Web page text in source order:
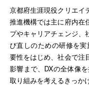
京都府生涯現役クリエイ
推進機構では主に府内在
プやキャリアチェンジ、
び直しのための研修を
要性をはじめ、社会で注
影響まで、DXの全体像
取り組みを考えるきっか